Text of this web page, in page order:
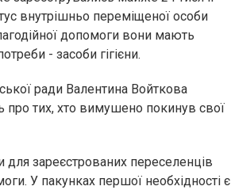
внутрішньо переміщеної особи
допомоги вони мають
- засоби гігієни.
ради Валентина Войткова
про тих, хто вимушено покинув свої
для зареєстрованих переселенців
У пакунках першої необхідності є